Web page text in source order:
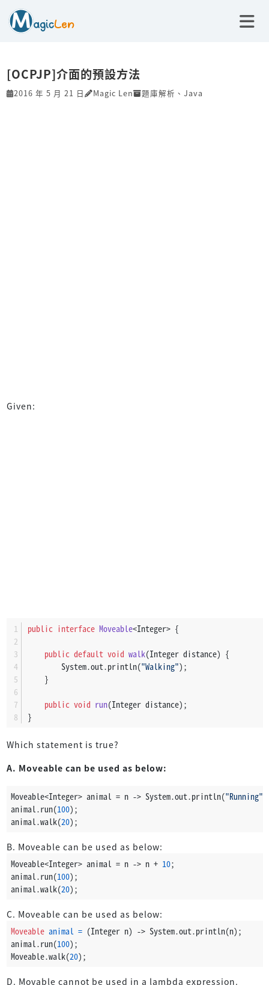
[OCPJP]介面的預設方法
2016 年 5 月 21 日 Magic Len 題庫解析 、 Java
Given:
public interface Moveable<Integer> {
public default void walk(Integer distance) {
        System.out.println(
"Walking");
    }
public void run(Integer distance) ;
}
Which statement is true?
A. Moveable can be used as below:
Moveable<Integer> animal = n -> System.out.println("Running"
animal.run(100);
animal.walk(20);
B. Moveable can be used as below:
Moveable<Integer> animal = n -> n + 10;
animal.run(100);
animal.walk(20);
C. Moveable can be used as below:
Moveable animal = (Integer n) -> System.out.println(n);
animal.run(100);
Moveable.walk(20);
D. Movable cannot be used in a lambda expression.